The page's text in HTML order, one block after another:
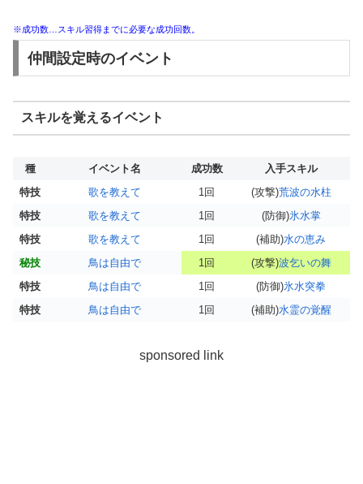
※成功数…スキル習得までに必要な成功回数。
仲間設定時のイベント
スキルを覚えるイベント
種 イベント名 成功数
入手スキル
特技
歌を教えて 1回 (攻撃)荒波の水柱
特技
歌を教えて 1回 (防御)氷水掌
特技
歌を教えて 1回 (補助)水の恵み
秘技
鳥は自由で 1回 (攻撃)波乞いの舞
特技
鳥は自由で 1回 (防御)氷水突拳
特技
鳥は自由で 1回 (補助)水霊の覚醒
sponsored link